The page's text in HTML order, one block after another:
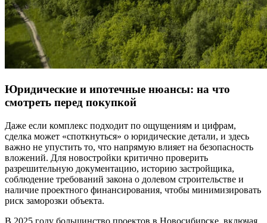
Юридические и ипотечные нюансы: на что
смотреть перед покупкой
Даже если комплекс подходит по ощущениям и цифрам,
сделка может «споткнуться» о юридические детали, и здесь
важно не упустить то, что напрямую влияет на безопасность
вложений. Для новостройки критично проверить
разрешительную документацию, историю застройщика,
соблюдение требований закона о долевом строительстве и
наличие проектного финансирования, чтобы минимизировать
риск заморозки объекта.
В 2025 году большинство проектов в Новосибирске, включая